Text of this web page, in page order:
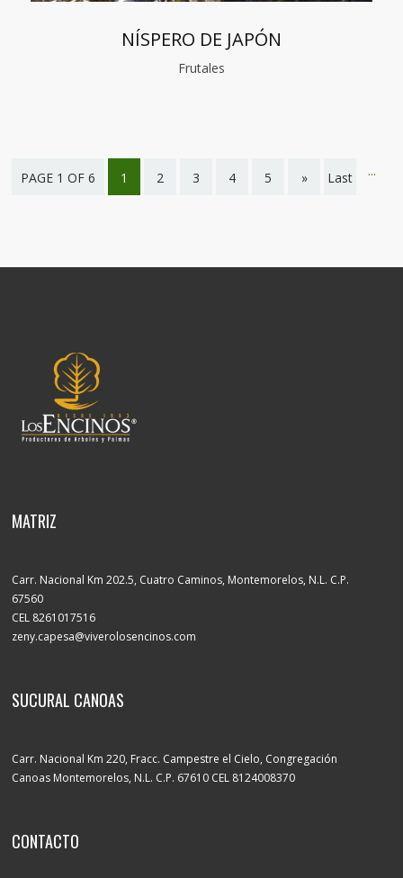
NÍSPERO DE JAPÓN
Frutales
PAGE 1 OF 6 1 2 3 4 5 » ...
Last
MATRIZ
Carr. Nacional Km 202.5, Cuatro Caminos, Montemorelos, N.L. C.P.
67560
CEL 8261017516
zeny.capesa@viverolosencinos.com
SUCURAL CANOAS
Carr. Nacional Km 220, Fracc. Campestre el Cielo, Congregación
Canoas Montemorelos, N.L. C.P. 67610 CEL 8124008370
CONTACTO